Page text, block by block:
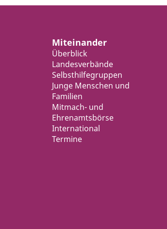
Miteinander
Überblick
Landesverbände
Selbsthilfegruppen
Junge Menschen und
Familien
Mitmach- und
Ehrenamtsbörse
International
Termine